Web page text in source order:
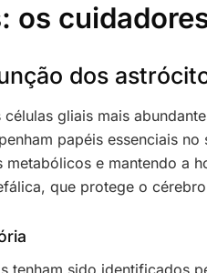
os
dos
células gliais mais
papéis essenciais
metabólicos e mantendo a
que protege o
tenham sido identificados